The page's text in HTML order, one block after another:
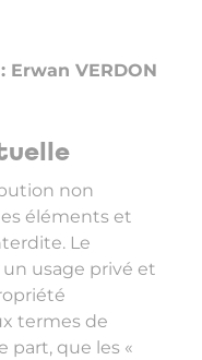
VERDON
non
éléments et
Le
usage privé et
termes de
part, que les «